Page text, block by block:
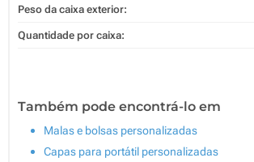
Peso da caixa exterior:
Quantidade por caixa:
Também pode encontrá-lo em
Malas e bolsas personalizadas
Capas para portátil personalizadas